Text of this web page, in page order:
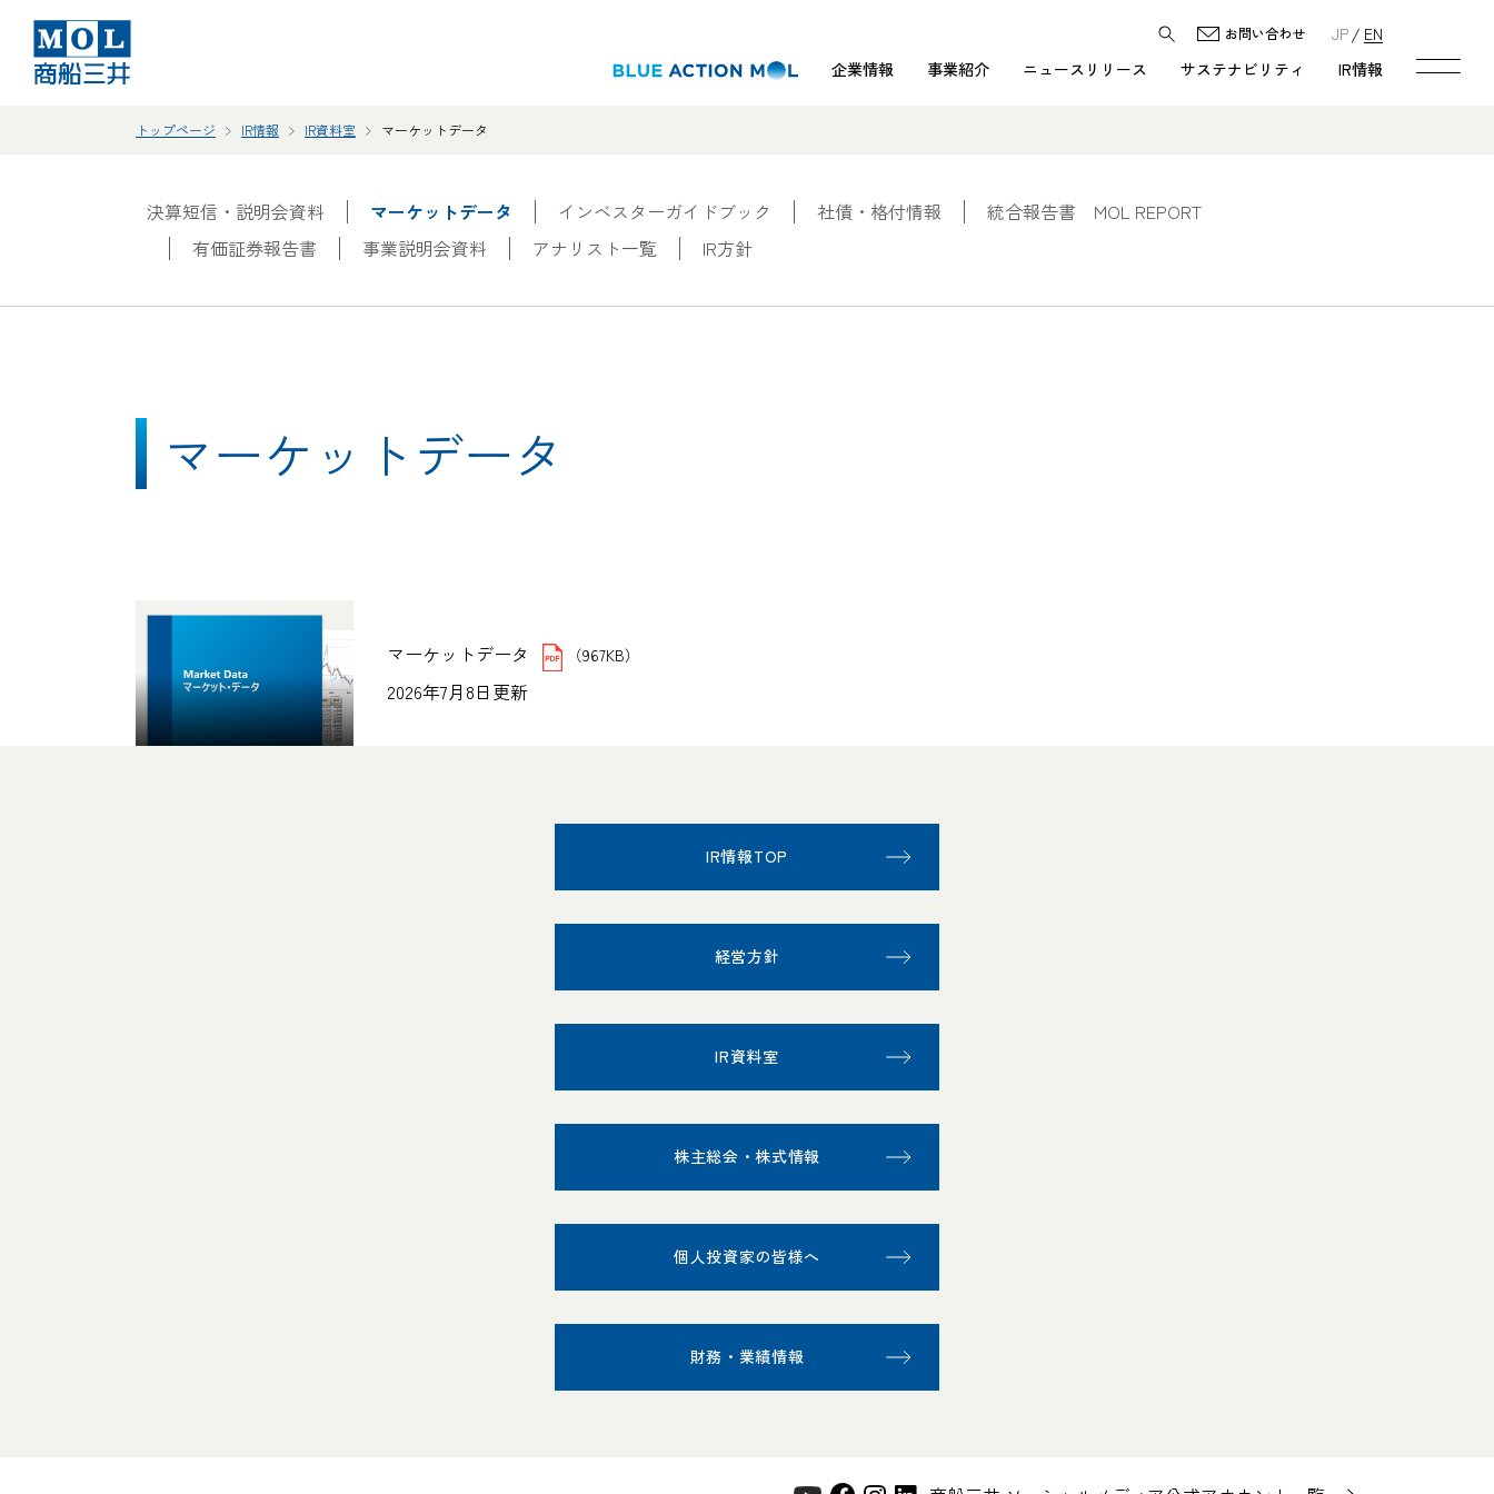
企業情報 事業紹介 ニュースリリース サステナビリティ IR情報
お問い合わせ JP EN
トップページ IR情報 IR資料室 マーケットデータ
決算短信・説明会資料 マーケットデータ インベスターガイドブック 社債・格付情報
統合報告書 MOL REPORT
有価証券報告書
事業説明会資料 アナリスト一覧 IR方針
マーケットデータ
マーケットデータ （967KB）
2026年7月8日更新
IR情報TOP
経営方針
IR資料室
株主総会・株式情報
個人投資家の皆様へ
財務・業績情報